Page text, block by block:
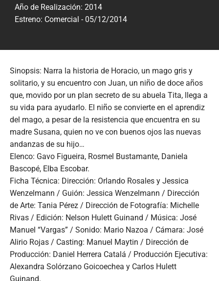
Año de Realización: 2014
Estreno: Comercial - 05/12/2014
Sinopsis: Narra la historia de Horacio, un mago gris y
solitario, y su encuentro con Juan, un niño de doce años
que, movido por un plan secreto de su abuela Tita, llega a
su vida para ayudarlo. El niño se convierte en el aprendiz
del mago, a pesar de la resistencia que encuentra en su
madre Susana, quien no ve con buenos ojos las nuevas
andanzas de su hijo…
Elenco: Gavo Figueira, Rosmel Bustamante, Daniela
Bascopé, Elba Escobar.
Ficha Técnica: Dirección: Orlando Rosales y Jessica
Wenzelmann / Guión: Jessica Wenzelmann / Dirección
de Arte: Tania Pérez / Dirección de Fotografía: Michelle
Rivas / Edición: Nelson Hulett Guinand / Música: José
Manuel “Vargas” / Sonido: Mario Nazoa / Cámara: José
Alirio Rojas / Casting: Manuel Maytin / Dirección de
Producción: Daniel Herrera Catalá / Producción Ejecutiva:
Alexandra Solórzano Goicoechea y Carlos Hulett
Guinand.